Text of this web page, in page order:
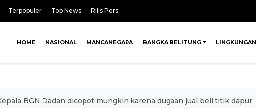
Terpopuler Top News Rilis Pers
HOME NASIONAL MANCANEGARA BANGKA BELITUNG LINGKUNGAN
BGN Dadan dicopot mungkin karena dugaan jual beli titik dapur